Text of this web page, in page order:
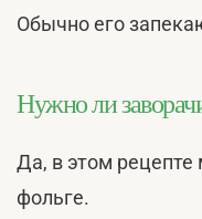
Обычно его
Нужно ли
Да, в этом
фольге.